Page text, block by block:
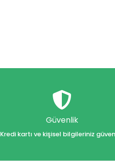
Güvenlik
Kredi kartı ve kişisel bilgileriniz